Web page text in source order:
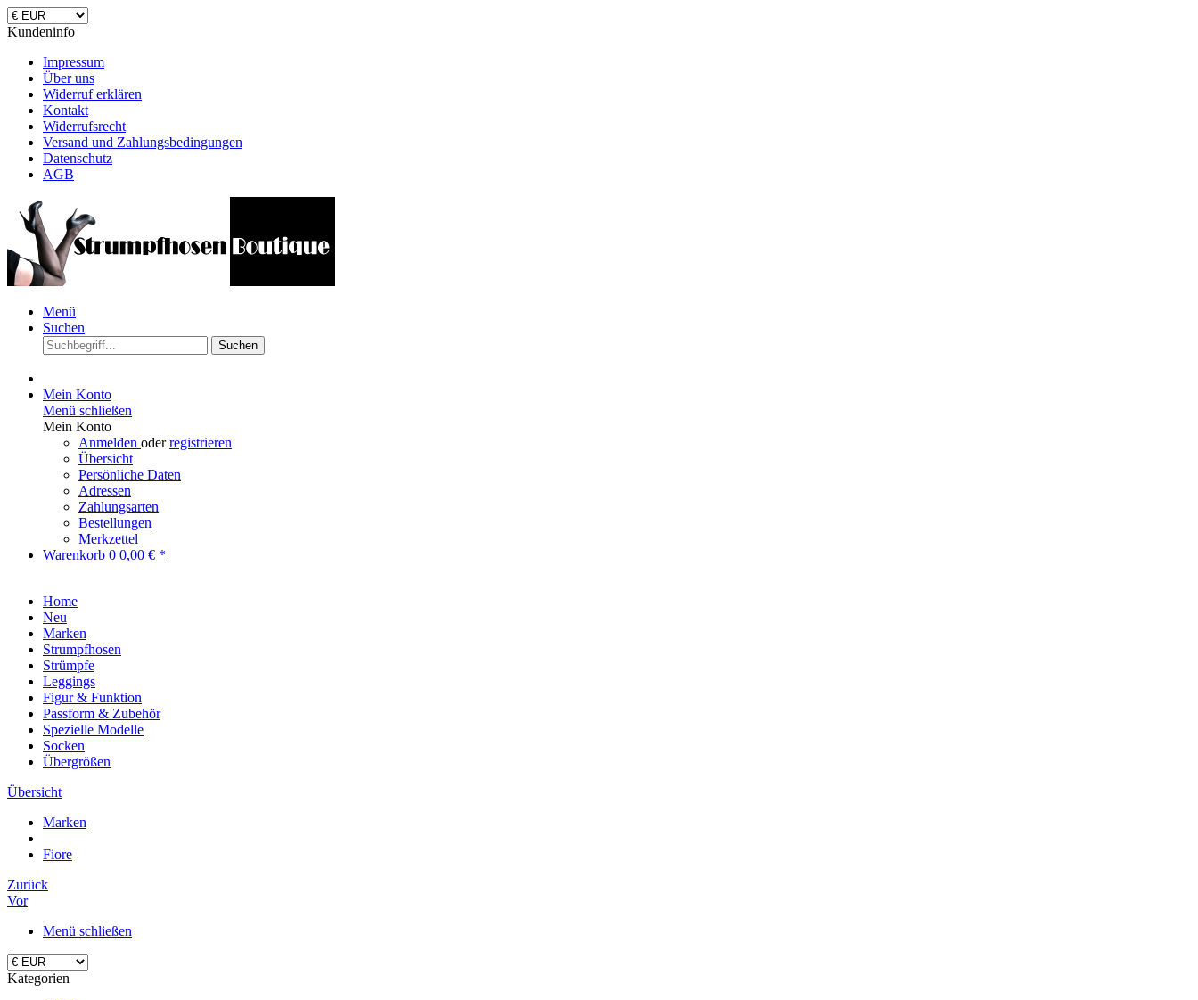
Kundeninfo
Impressum
Über uns
Widerruf erklären
Kontakt
Widerrufsrecht
Versand und Zahlungsbedingungen
Datenschutz
AGB
Menü
Suchen
Suchen
Mein Konto
Menü schließen
Mein Konto
Anmelden oderregistrieren
Übersicht
Persönliche Daten
Adressen
Zahlungsarten
Bestellungen
Merkzettel
Warenkorb 0 0,00 € *
Home
Neu
Marken
Strumpfhosen
Strümpfe
Leggings
Figur & Funktion
Passform & Zubehör
Spezielle Modelle
Socken
Übergrößen
Übersicht
Marken
Fiore
Zurück
Vor
Menü schließen
Kategorien